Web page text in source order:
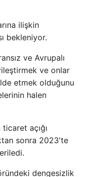
ilişkin
bekleniyor.
ve Avrupalı
ve onlar
etmek olduğunu
halen
açığı
sonra 2023'te
dengesizlik